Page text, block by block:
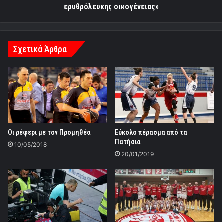
ερυθρόλευκης οικογένειας»
Σχετικά Άρθρα
Οι ρέφερι με τον Προμηθέα
10/05/2018
Εύκολο πέρασμα από τα
Πατήσια
20/01/2019